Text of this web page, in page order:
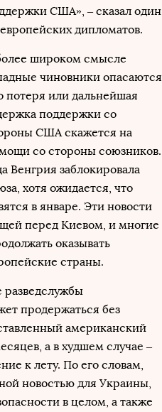
США», – сказал один
дипломатов.
широком смысле
чиновники
потеря или дальнейшая
поддержки со
США скажется на
со стороны союзников.
Венгрия заблокировала
хотя ожидается, что
в январе. Эти новости
перед Киевом, и многие
оказывать
страны.
продержаться без
американский
а в худшем случае –
к лету. По его словам,
новостью для Украины,
в целом, а также